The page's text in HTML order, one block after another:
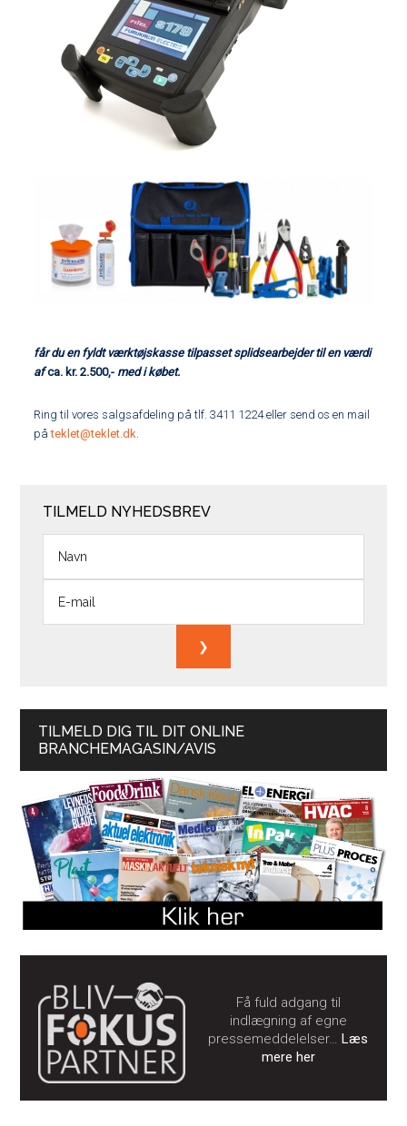
får du en fyldt værktøjskasse tilpasset splidsearbejder til en værdi
afca. kr. 2.500,- med i købet.
Ring til vores salgsafdeling på tlf. 3411 1224 eller send os en mail
påteklet@teklet.dk
TILMELD NYHEDSBREV
TILMELD DIG TIL DIT ONLINE
BRANCHEMAGASIN/AVIS
Få fuld adgang til
indlægning af egne
pressemeddelelser… Læs
mere her